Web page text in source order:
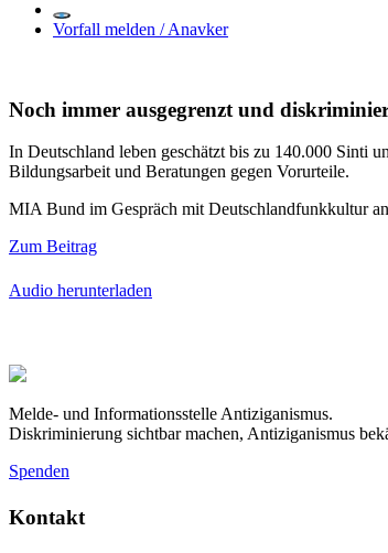
Vorfall melden / Anavker
Noch immer ausgegrenzt und
In Deutschland leben geschätzt bis zu 140.000 Sinti
Bildungsarbeit und Beratungen gegen Vorurteile.
MIA Bund im Gespräch mit Deutschlandfunkkultur
Zum Beitrag
Audio herunterladen
Melde- und Informationsstelle Antiziganismus.
Diskriminierung sichtbar machen, Antiziganismus
Spenden
Kontakt